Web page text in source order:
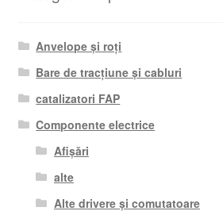
Anvelope și roți
Bare de tracțiune și cabluri
catalizatori FAP
Componente electrice
Afișări
alte
Alte drivere și comutatoare